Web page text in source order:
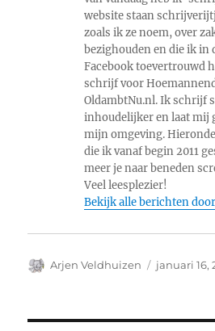
website staan
zoals ik ze noem, over
bezighouden en die ik in
Facebook toevertrouwd
schrijf voor
OldambtNu.nl. Ik schrijf
inhoudelijker en laat mij
mijn omgeving.
die ik vanaf begin 2011
meer je naar beneden
Veel leesplezier!
Bekijk alle berichten
Auteur
Arjen Veldhuizen
Geplaatst
januari 16,